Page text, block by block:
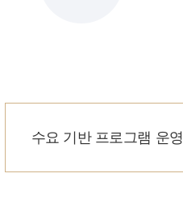
수요 기반 프로그램 운영